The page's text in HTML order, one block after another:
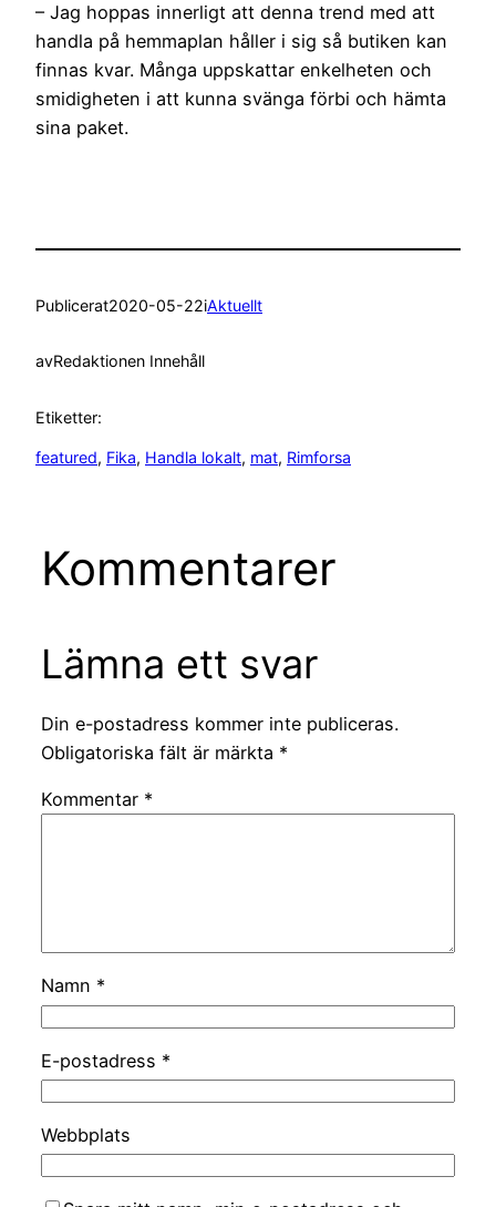
– Jag hoppas innerligt att denna trend med att
handla på hemmaplan håller i sig så butiken kan
finnas kvar. Många uppskattar enkelheten och
smidigheten i att kunna svänga förbi och hämta
sina paket.
Publicerat2020-05-22iAktuellt
avRedaktionen Innehåll
Etiketter:
featured, Fika, Handla lokalt, mat, Rimforsa
Kommentarer
Lämna ett svar
Din e-postadress kommer inte publiceras.
Obligatoriska fält är märkta *
Kommentar *
Namn *
E-postadress *
Webbplats